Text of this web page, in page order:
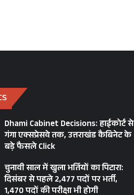
Dhami Cabinet Decisions: हाईकोर्ट से
गंगा एक्सप्रेसवे तक, उत्तराखंड कैबिनेट के
बड़े फैसले Click
चुनावी साल में खुला भर्तियों का पिटारा:
दिसंबर से पहले 2,477 पदों पर भर्ती,
1,470 पदों की परीक्षा भी होगी